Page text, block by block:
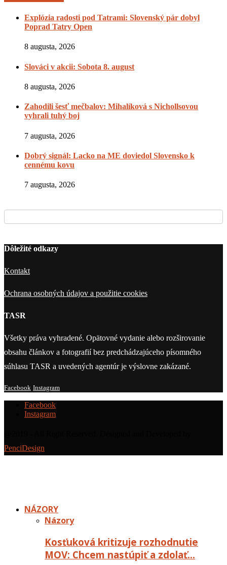
Explózia radosti pod Tatrami: Slovenský pár dobyl
Poprad Tatry Open
8 augusta, 2026
Slováci v akcii: Sobota 8. august
8 augusta, 2026
Zahodili šesť mečbalov: Mihalíková s Nichollsovou
vyhrali tuhý boj
7 augusta, 2026
Dobrý signál: Lacko na ME doviedol Slovensko k
cennému kovu
7 augusta, 2026
Dôležité odkazy
Kontakt
Ochrana osobných údajov a použitie cookies
TASR
Všetky práva vyhradené. Opätovné vydanie alebo rozširovanie
obsahu článkov a fotografií bez predchádzajúceho písomného
súhlasu TASR a uvedených agentúr je výslovne zakázané.
Facebook Instagram
Facebook
Instagram
PenciDesign
NÁZORY
Názory
Kosťuková kritizuje rozhodnutie
MOV: Chcem nastúpiť a zdolať…